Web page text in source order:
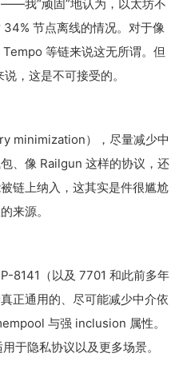
我“顽固”地认为，以太坊不
节点离线的情况。对于像
等链来说这无所谓。但
，这是不可接受的。
minimization），尽量减少中
、像 Railgun 这样的协议，还
链上纳入，这其实是件很尴尬
来源。
8141（以及 7701 和此前多年
正通用的、尽可能减少中介依
与强 inclusion 属性。
于隐私协议以及更多场景。